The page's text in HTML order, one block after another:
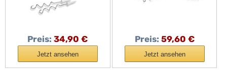
Preis: 34,90 €
Jetzt ansehen
Preis: 59,60 €
Jetzt ansehen